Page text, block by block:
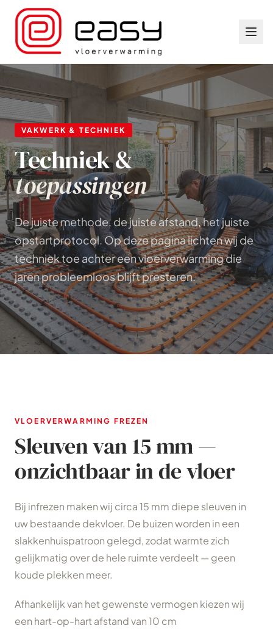
VAKWERK & TECHNIEK
Techniek &
toepassingen
De juiste methode, de juiste afstand, het juiste
opstartprotocol. Op deze pagina lichten wij de
techniek toe achter een vloerverwarming die
jaren probleemloos blijft presteren.
VLOERVERWARMING FREZEN
Sleuven van 15 mm —
onzichtbaar in de vloer
Bij infrezen maken wij circa 15 mm diepe sleuven in
uw bestaande dekvloer. De buizen worden in een
slakkenhuispatroon gelegd, zodat warmte zich
gelijkmatig over de hele ruimte verdeelt — geen
koude plekken meer.
Afhankelijk van het gewenste vermogen kiezen wij
een hart-op-hart afstand van 10 cm